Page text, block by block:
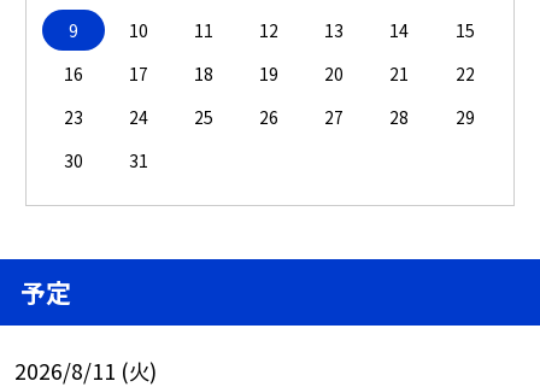
9
10 11 12 13 14
15
16
17 18 19 20 21
22
23
24 25 26 27 28
29
30
31
予定
2026/8/11 (火)